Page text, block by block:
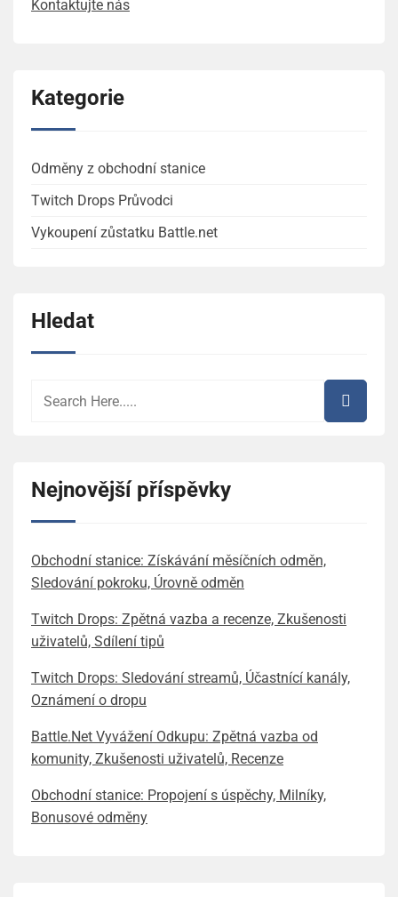
Kontaktujte nás
Kategorie
Odměny z obchodní stanice
Twitch Drops Průvodci
Vykoupení zůstatku Battle.net
Hledat
Nejnovější příspěvky
Obchodní stanice: Získávání měsíčních odměn,
Sledování pokroku, Úrovně odměn
Twitch Drops: Zpětná vazba a recenze, Zkušenosti
uživatelů, Sdílení tipů
Twitch Drops: Sledování streamů, Účastnící kanály,
Oznámení o dropu
Battle.Net Vyvážení Odkupu: Zpětná vazba od
komunity, Zkušenosti uživatelů, Recenze
Obchodní stanice: Propojení s úspěchy, Milníky,
Bonusové odměny